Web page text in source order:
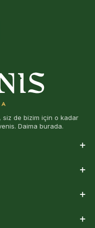
siz de bizim için o kadar
Daima burada.